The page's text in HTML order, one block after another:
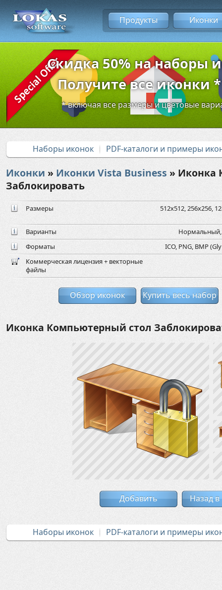
Продукты Иконки
Скидка 50% на наборы
Получите все иконки
* включая все размеры и цветовые
Наборы иконок PDF-каталоги и примеры
Иконки » Иконки Vista Business » Иконка
Заблокировать
Размеры 512x512, 256x256,
Варианты
Форматы
ICO, PNG, BMP
Коммерческая лицензия + векторные
файлы
Обзор иконок Купить весь набор
Иконка Компьютерный стол
Добавить Назад в
Наборы иконок PDF-каталоги и примеры